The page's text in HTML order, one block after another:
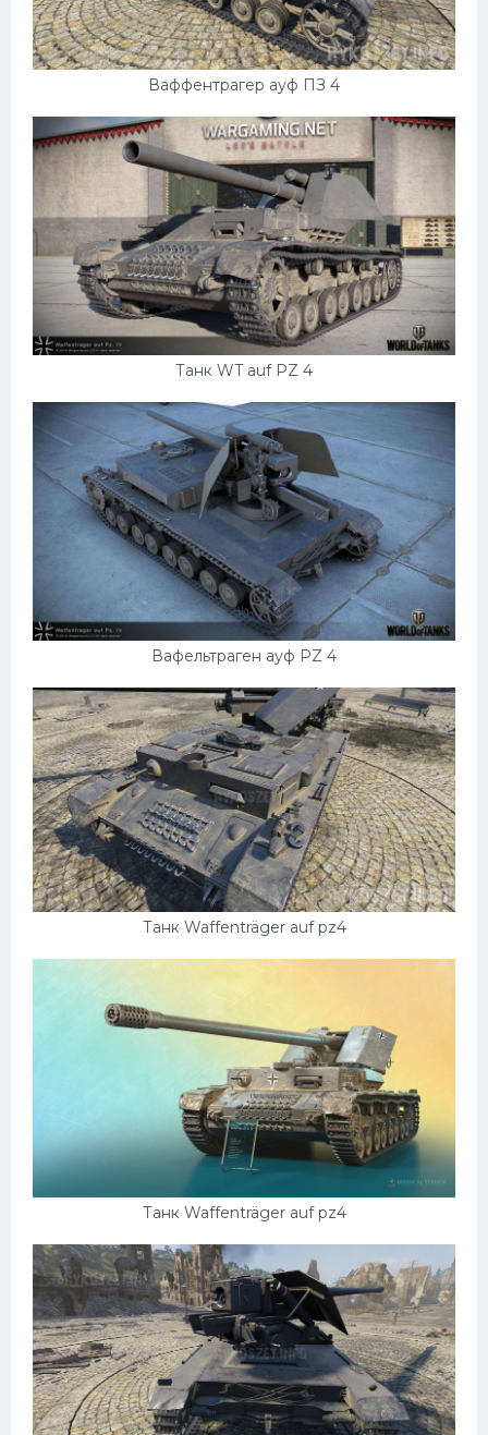
Ваффентрагер ауф ПЗ 4
Танк WT auf PZ 4
Вафельтраген ауф PZ 4
Танк Waffenträger auf pz4
Танк Waffenträger auf pz4
Корабли
Комплектующие
Лодки
Шкода
Вертолеты
Мазда
Самокаты
Велосипеды
Прогулочные суда
Хендай
Лимузины
Камаз
Хонда
Шевроле
УАЗ
Кадиллак
Автокемпер
Феррари
Поезда